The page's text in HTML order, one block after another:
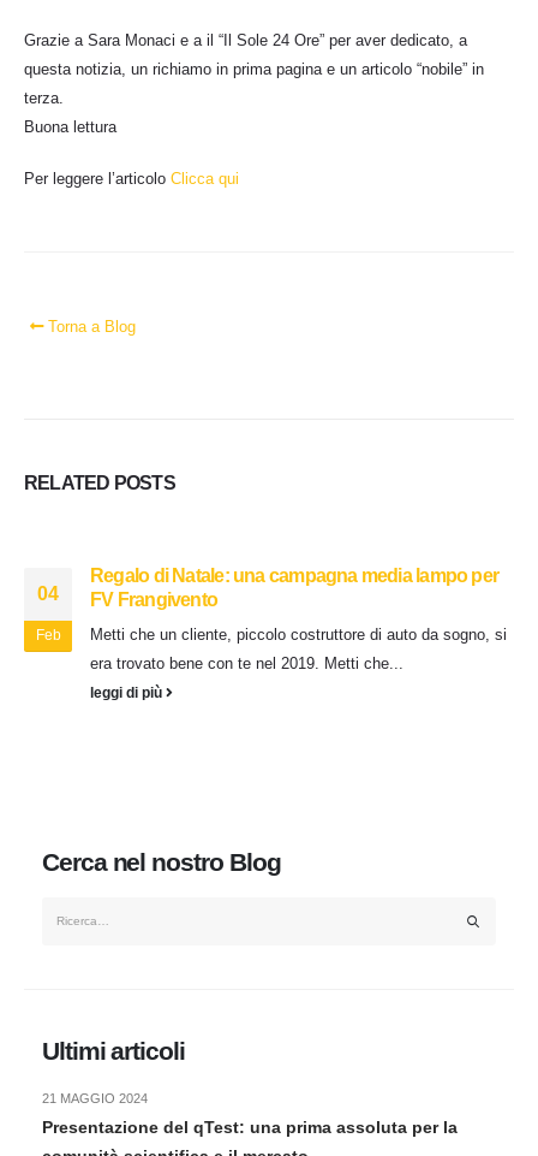
Grazie a Sara Monaci e a il “Il Sole 24 Ore” per aver dedicato, a
questa notizia, un richiamo in prima pagina e un articolo “nobile” in
terza.
Buona lettura
Per leggere l’articolo Clicca qui
Torna a Blog
RELATED POSTS
04
Feb
Regalo di Natale: una campagna media lampo per
FV Frangivento
Metti che un cliente, piccolo costruttore di auto da sogno, si
era trovato bene con te nel 2019. Metti che...
leggi di più
Cerca nel nostro Blog
Ultimi articoli
Presentazione del qTest: una prima assoluta per la
21 MAGGIO 2024